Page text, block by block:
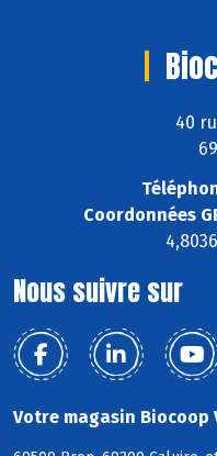
40
Coordonnées
Nous suivre sur
Votre magasin Biocoop